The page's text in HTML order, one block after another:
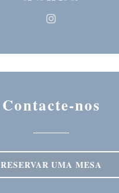
Instagram
Contacte-nos
RESERVAR UMA MESA